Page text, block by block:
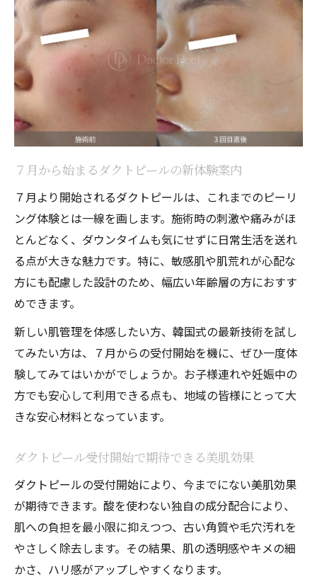
７月から始まるダクトピールの新体験案内
７月より開始されるダクトピールは、これまでのピーリ
ング体験とは一線を画します。施術時の刺激や痛みがほ
とんどなく、ダウンタイムも気にせずに日常生活を送れ
る点が大きな魅力です。特に、敏感肌や肌荒れが心配な
方にも配慮した設計のため、幅広い年齢層の方におすす
めできます。
新しい肌管理を体感したい方、韓国式の最新技術を試し
てみたい方は、７月からの受付開始を機に、ぜひ一度体
験してみてはいかがでしょうか。お子様連れや妊娠中の
方でも安心して利用できる点も、地域の皆様にとって大
きな安心材料となっています。
ダクトピール受付開始で期待できる美肌効果
ダクトピールの受付開始により、今までにない美肌効果
が期待できます。酸を使わない独自の成分配合により、
肌への負担を最小限に抑えつつ、古い角質や毛穴汚れを
やさしく除去します。その結果、肌の透明感やキメの細
かさ、ハリ感がアップしやすくなります。